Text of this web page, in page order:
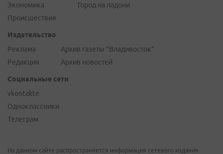
Экономика
Происшествия
Город на ладони
Издательство
Реклама
Редакция
Архив газеты "Владивосток"
Архив новостей
Социальные сети
vkontakte
Одноклассники
Телеграм
На данном сайте распространяется информация сетевого издания